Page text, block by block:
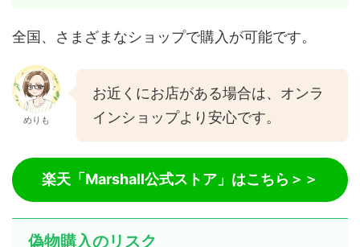
全国、さまざまなショップで購入が可能です。
めりも
お近くにお店がある場合は、オンラ
インショップより安心です。
楽天「Marshall公式ストア」はこちら＞＞
偽物購入のリスク